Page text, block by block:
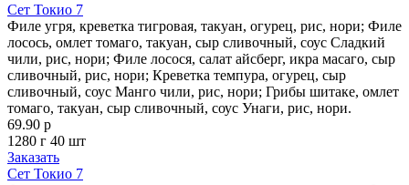
Сет Токио 7
Филе угря, креветка тигровая, такуан, огурец, рис, нори; Филе
лосось, омлет томаго, такуан, сыр сливочный, соус Сладкий
чили, рис, нори; Филе лосося, салат айсберг, икра масаго, сыр
сливочный, рис, нори; Креветка темпура, огурец, сыр
сливочный, соус Манго чили, рис, нори; Грибы шитаке, омлет
томаго, такуан, сыр сливочный, соус Унаги, рис, нори.
69.90 р
1280 г 40 шт
Заказать
Сет Токио 7